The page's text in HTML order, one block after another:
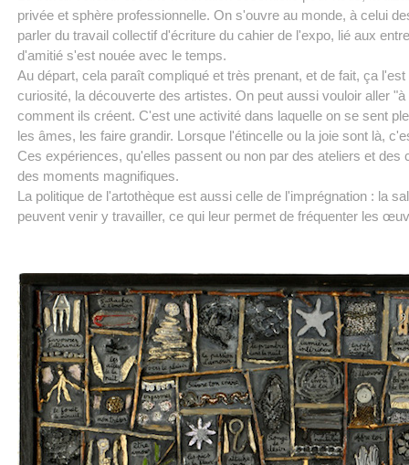
privée et sphère professionnelle. On s'ouvre au monde, à celui
parler du travail collectif d'écriture du cahier de l'expo, lié aux
d'amitié s'est nouée avec le temps.
Au départ, cela paraît compliqué et très prenant, et de fait, ça
curiosité, la découverte des artistes. On peut aussi vouloir aller
comment ils créent. C'est une activité dans laquelle on se sent
les âmes, les faire grandir. Lorsque l'étincelle ou la joie sont là,
Ces expériences, qu'elles passent ou non par des ateliers et
des moments magnifiques.
La politique de l'artothèque est aussi celle de l'imprégnation : la
peuvent venir y travailler, ce qui leur permet de fréquenter les